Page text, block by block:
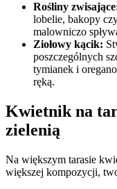
Rośliny
lobelie, bakopy
malowniczo
Ziołowy kącik:
poszczególnych
tymianek i
ręką.
Kwietnik na
zielenią
Na większym tarasie
większej kompozycji,